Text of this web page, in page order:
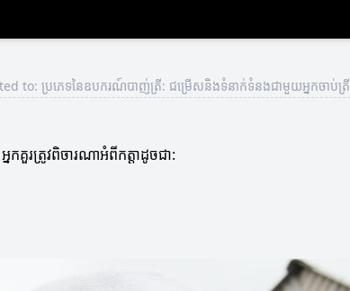
to: ប្រភេទនៃឧបករណ៍បាញ់ត្រី: ជម្រើសនិងទំនាក់ទំនងជាមួយអ្នកចាប់ត្រី
កគួរ​ត្រូវពិចារណាអំពីកត្តាដូចជា: